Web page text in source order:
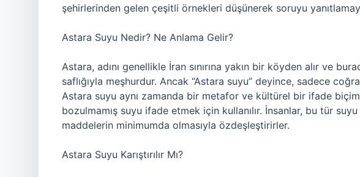
şehirlerinden gelen çeşitli örnekleri düşünerek soruyu
Astara Suyu Nedir? Ne Anlama Gelir?
Astara, adını genellikle İran sınırına yakın bir köyden alır ve
saflığıyla meşhurdur. Ancak “Astara suyu” deyince, sadece
Astara suyu aynı zamanda bir metafor ve kültürel bir ifade
bozulmamış suyu ifade etmek için kullanılır. İnsanlar, bu tür
maddelerin minimumda olmasıyla özdeşleştirirler.
Astara Suyu Karıştırılır Mı?